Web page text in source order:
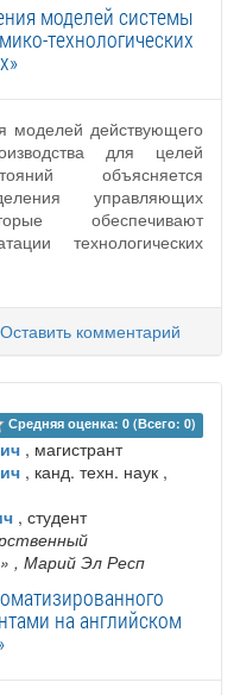
моделей системы
технологических
моделей действующего
для целей
объясняется
управляющих
обеспечивают
технологических
Оставить комментарий
Средняя оценка: 0 (Всего: 0)
, магистрант
, канд. техн. наук ,
, студент
, Марий Эл Респ
на английском